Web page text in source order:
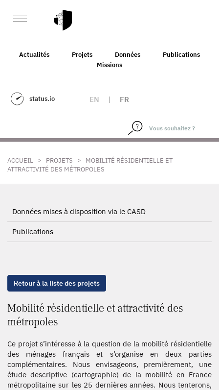
Actualités Projets Données
Publications
Missions
status.io EN | FR
ACCUEIL > PROJETS >
MOBILITÉ RÉSIDENTIELLE ET
ATTRACTIVITÉ DES MÉTROPOLES
Données mises à disposition via le CASD
Publications
Retour à la liste des projets
Mobilité résidentielle et attractivité des
métropoles
Ce projet s’intéresse à la question de la mobilité résidentielle
des ménages français et s’organise en deux parties
complémentaires. Nous envisageons, premièrement, une
étude descriptive (cartographie) de la mobilité en France
métropolitaine sur les 25 dernières années. Nous tenterons,